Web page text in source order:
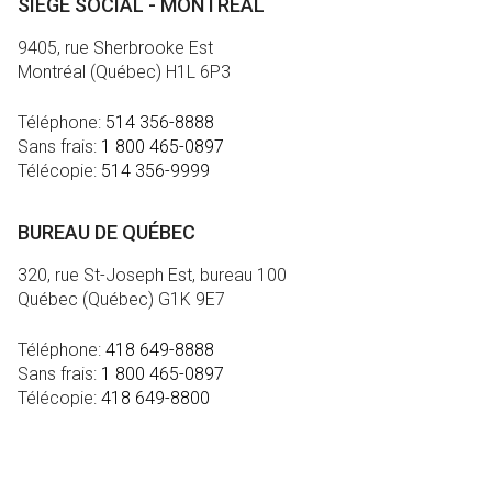
SIÈGE SOCIAL - MONTRÉAL
9405, rue Sherbrooke Est
Montréal (Québec) H1L 6P3
Téléphone: 514 356-8888
Sans frais: 1 800 465-0897
Télécopie: 514 356-9999
BUREAU DE QUÉBEC
320, rue St-Joseph Est, bureau 100
Québec (Québec) G1K 9E7
Téléphone: 418 649-8888
Sans frais: 1 800 465-0897
Télécopie: 418 649-8800